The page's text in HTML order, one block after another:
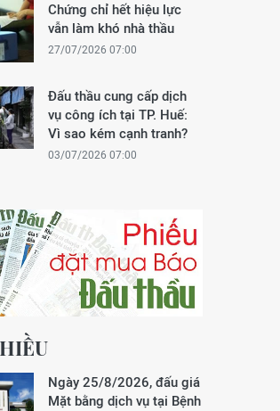
Chứng chỉ hết hiệu lực
vẫn làm khó nhà thầu
27/07/2026 07:00
Đấu thầu cung cấp dịch
vụ công ích tại TP. Huế:
Vì sao kém cạnh tranh?
03/07/2026 07:00
Ngày 25/8/2026, đấu giá
Mặt bằng dịch vụ tại Bệnh